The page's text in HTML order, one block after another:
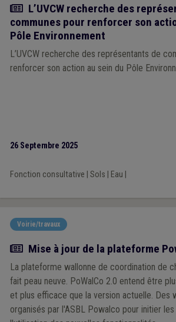
Actualité
L’UVCW recherche des
communes pour renforcer son
Pôle Environnement
L’UVCW recherche des représentants de
renforcer son action au sein du Pôle
26 Septembre 2025
Fonction consultative Sols Eau
Voirie/travaux
Actualité
Mise à jour de la plateforme
La plateforme wallonne de coordination de
fait peau neuve. PoWalCo 2.0 entend être
et plus efficace que la version actuelle. Des
organisés par l'ASBL Powalco pour initier